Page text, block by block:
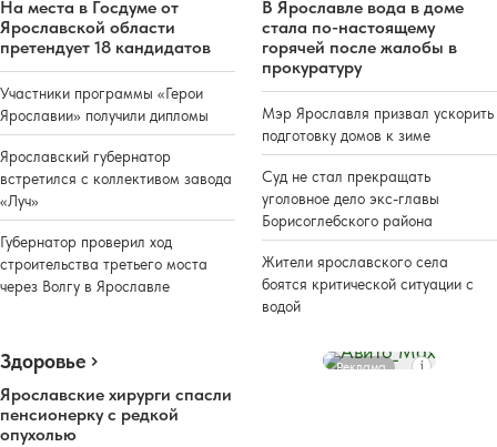
На места в Госдуме от
Ярославской области
претендует 18 кандидатов
Участники программы «Герои
Ярославии» получили дипломы
Ярославский губернатор
встретился с коллективом завода
«Луч»
Губернатор проверил ход
строительства третьего моста
через Волгу в Ярославле
В Ярославле вода в доме
стала по-настоящему
горячей после жалобы в
прокуратуру
Мэр Ярославля призвал ускорить
подготовку домов к зиме
Суд не стал прекращать
уголовное дело экс-главы
Борисоглебского района
Жители ярославского села
боятся критической ситуации с
водой
Здоровье
Ярославские хирурги спасли
пенсионерку с редкой
опухолью
Реклама